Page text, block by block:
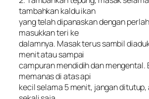
tambahkan kaldu ikan
yang telah dipanaskan dengan
masukkan teri ke
dalamnya. Masak terus sambil
menit atau sampai
campuran mendidih dan mengental.
memanas di atas api
kecil selama 5 menit, jangan ditutup,